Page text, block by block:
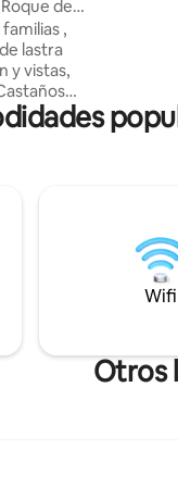
de
,
lastra
y vistas,
finca
lujo
Wifi
Otros